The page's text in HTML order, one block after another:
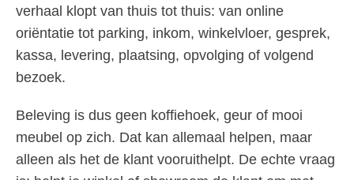
verhaal klopt van thuis tot thuis: van online
oriëntatie tot parking, inkom, winkelvloer, gesprek,
kassa, levering, plaatsing, opvolging of volgend
bezoek.
Beleving is dus geen koffiehoek, geur of mooi
meubel op zich. Dat kan allemaal helpen, maar
alleen als het de klant vooruithelpt. De echte vraag